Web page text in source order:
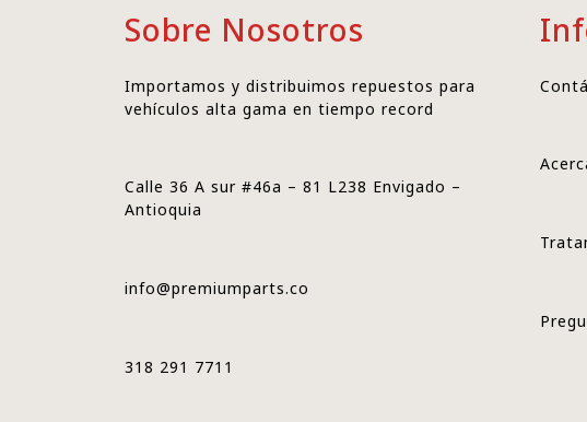
Sobre Nosotros
Importamos y distribuimos repuestos para
vehículos alta gama en tiempo record
Calle 36 A sur #46a – 81 L238 Envigado –
Antioquia
info@premiumparts.co
318 291 7711